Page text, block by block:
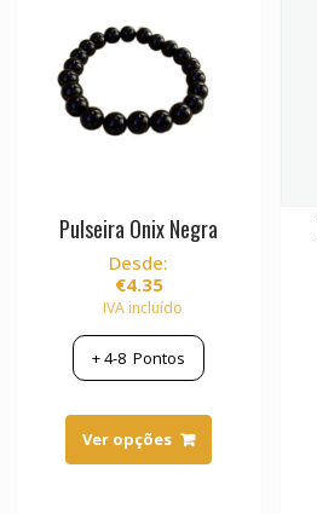
Pulseira Onix Negra
Desde:
€4.35
IVA incluído
+4-8 Pontos
Ver opções
has